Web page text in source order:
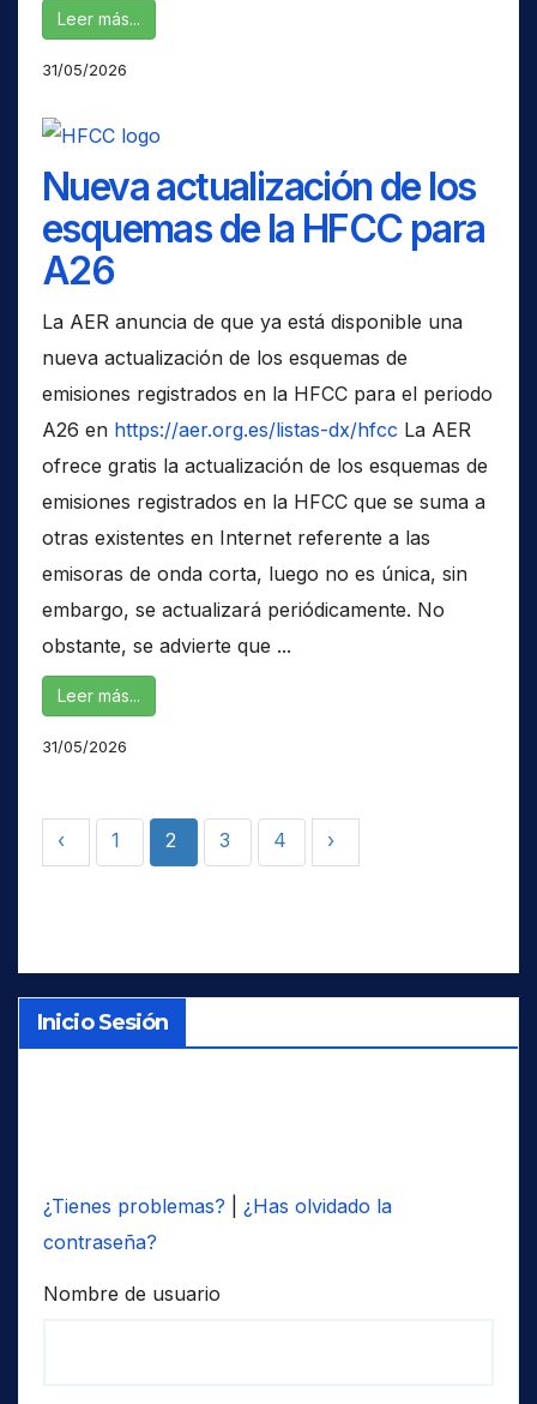
Leer más...
31/05/2026
Nueva actualización de los
esquemas de la HFCC para
A26
La AER anuncia de que ya está disponible una
nueva actualización de los esquemas de
emisiones registrados en la HFCC para el periodo
A26 en https://aer.org.es/listas-dx/hfcc La AER
ofrece gratis la actualización de los esquemas de
emisiones registrados en la HFCC que se suma a
otras existentes en Internet referente a las
emisoras de onda corta, luego no es única, sin
embargo, se actualizará periódicamente. No
obstante, se advierte que ...
Leer más...
31/05/2026
‹ 1 2 3 4 ›
Inicio Sesión
¿Tienes problemas?
¿Has olvidado la
contraseña?
Nombre de usuario